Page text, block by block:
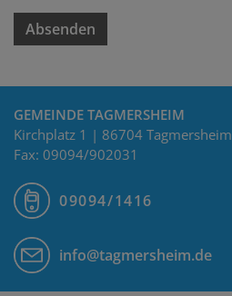
Absenden
GEMEINDE TAGMERSHEIM
Kirchplatz 1 | 86704 Tagmersheim
Fax: 09094/902031
09094/1416
info@tagmersheim.de